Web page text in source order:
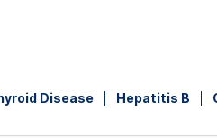
Disease Hepatitis B